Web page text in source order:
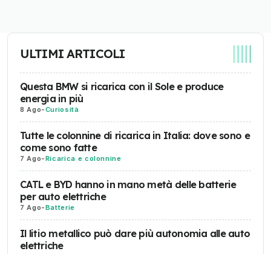
ULTIMI ARTICOLI
Questa BMW si ricarica con il Sole e produce
energia in più
8 Ago-Curiosità
Tutte le colonnine di ricarica in Italia: dove sono e
come sono fatte
7 Ago-Ricarica e colonnine
CATL e BYD hanno in mano metà delle batterie
per auto elettriche
7 Ago-Batterie
Il litio metallico può dare più autonomia alle auto
elettriche